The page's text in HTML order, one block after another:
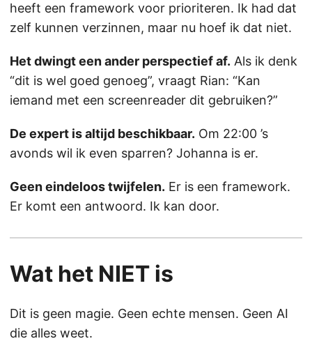
heeft een framework voor prioriteren. Ik had dat
zelf kunnen verzinnen, maar nu hoef ik dat niet.
Het dwingt een ander perspectief af. Als ik denk
“dit is wel goed genoeg”, vraagt Rian: “Kan
iemand met een screenreader dit gebruiken?”
De expert is altijd beschikbaar. Om 22:00 ’s
avonds wil ik even sparren? Johanna is er.
Geen eindeloos twijfelen. Er is een framework.
Er komt een antwoord. Ik kan door.
Wat het NIET is
Dit is geen magie. Geen echte mensen. Geen AI
die alles weet.